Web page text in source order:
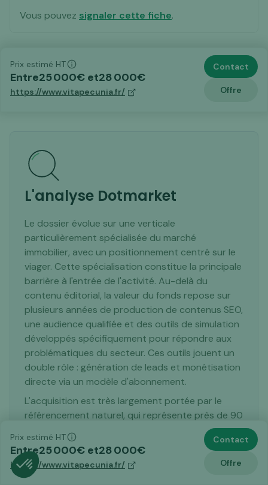
Vous pouvez signaler cette fiche.
Prix estimé HT
Entre25 000€ et28 000€
https://www.vitapecunia.fr/
Contact
Offre
L'analyse Dotmarket
Le dossier évolue sur une verticale
particulièrement spécialisée du marché
immobilier, avec un positionnement centré sur le
viager. Cette spécialisation constitue la principale
barrière à l'entrée de l'activité. Au-delà du
contenu éditorial, la valeur du fonds repose sur
plusieurs années de production de contenus SEO,
une audience qualifiée et des outils de simulation
développés spécifiquement pour répondre aux
problématiques du secteur. Ces outils jouent un
double rôle : génération de leads et monétisation
directe via un modèle d'abonnement.
L'acquisition est très largement portée par le
référencement naturel, qui représente près de 90
% du trafic. Cette dépendance constitue à la fois
une force et un risque. Une force car l'activité
génère l'essentiel de ses visiteurs sans dépendre
d'un budget publicitaire significatif. Un risque car
Prix estimé HT
Entre25 000€ et28 000€
https://www.vitapecunia.fr/
Contact
Offre